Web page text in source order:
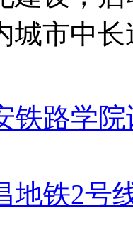
城市中
铁路学
地铁2号